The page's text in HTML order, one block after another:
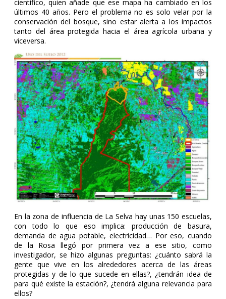
científico, quien añade que ese mapa ha cambiado en los
últimos 40 años. Pero el problema no es solo velar por la
conservación del bosque, sino estar alerta a los impactos
tanto del área protegida hacia el área agrícola urbana y
viceversa.
En la zona de influencia de La Selva hay unas 150 escuelas,
con todo lo que eso implica: producción de basura,
demanda de agua potable, electricidad… Por eso, cuando
de la Rosa llegó por primera vez a ese sitio, como
investigador, se hizo algunas preguntas: ¿cuánto sabrá la
gente que vive en los alrededores acerca de las áreas
protegidas y de lo que sucede en ellas?, ¿tendrán idea de
para qué existe la estación?, ¿tendrá alguna relevancia para
ellos?